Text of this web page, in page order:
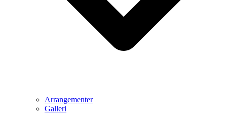
Arrangementer
Galleri